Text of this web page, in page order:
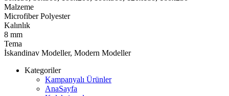
Malzeme
Microfiber Polyester
Kalınlık
8 mm
Tema
İskandinav Modeller, Modern Modeller
Kategoriler
Kampanyalı Ürünler
AnaSayfa